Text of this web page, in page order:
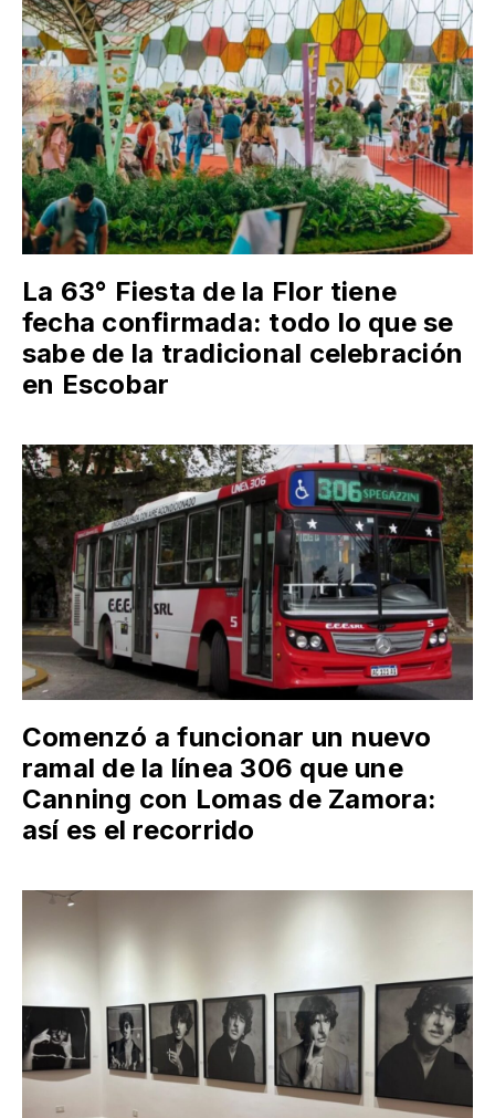
La 63° Fiesta de la Flor tiene
fecha confirmada: todo lo que se
sabe de la tradicional celebración
en Escobar
Comenzó a funcionar un nuevo
ramal de la línea 306 que une
Canning con Lomas de Zamora:
así es el recorrido